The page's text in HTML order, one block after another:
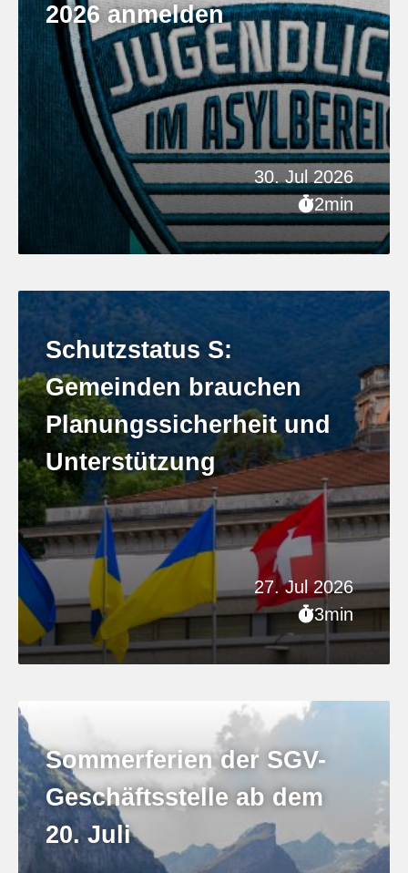
30. Jul 2026
2min
2026 anmelden
27. Jul 2026
3min
Schutzstatus S:
Gemeinden brauchen
Planungssicherheit und
Unterstützung
Sommerferien der SGV-
Geschäftsstelle ab dem
20. Juli